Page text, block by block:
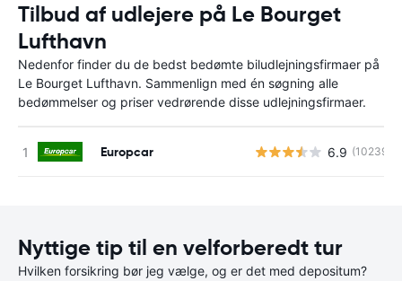
Tilbud af udlejere på Le Bourget
Lufthavn
Nedenfor finder du de bedst bedømte biludlejningsfirmaer på
Le Bourget Lufthavn. Sammenlign med én søgning alle
bedømmelser og priser vedrørende disse udlejningsfirmaer.
Europcar 6.9 (10239)
Nyttige tip til en velforberedt tur
Hvilken forsikring bør jeg vælge, og er det med depositum?